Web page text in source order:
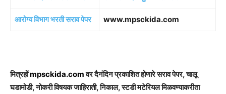
आरोग्य विभाग भरती सराव पेपर www.mpsckida.com
मित्रहोंmpsckida.comवर दैनंदिन प्रकाशित होणारे सराव पेपर, चालू
घडामोडी, नोकरी विषयक जाहिराती, निकाल, स्टडी मटेरियल मिळवण्याकरीता